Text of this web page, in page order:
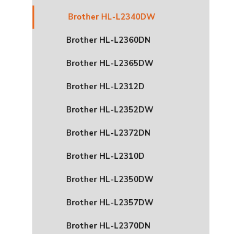
Brother HL-L2340DW
Brother HL-L2360DN
Brother HL-L2365DW
Brother HL-L2312D
Brother HL-L2352DW
Brother HL-L2372DN
Brother HL-L2310D
Brother HL-L2350DW
Brother HL-L2357DW
Brother HL-L2370DN